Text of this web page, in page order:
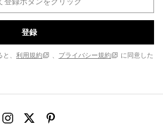
登録
、 利用規約 、 プライバシー規約
に同意した